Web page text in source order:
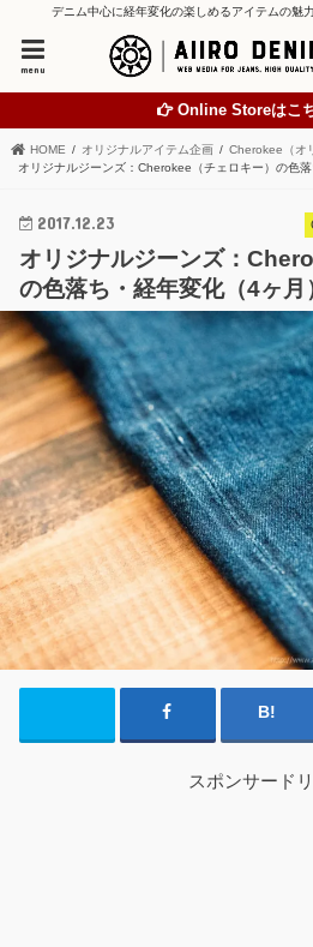
デニム中心に経年変化の楽しめるアイテムの魅
menu
Online Storeはこ
HOME オリジナルアイテム企画
Cherokee（オ
オリジナルジーンズ：Cherokee（チェロキー）の色落
2017.12.23
オリジナルジーンズ：
の色落ち・経年変化（4ヶ月
スポンサード